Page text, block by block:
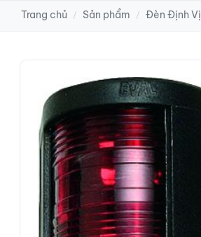
Trang chủ / Sản phẩm / Đèn Định Vị